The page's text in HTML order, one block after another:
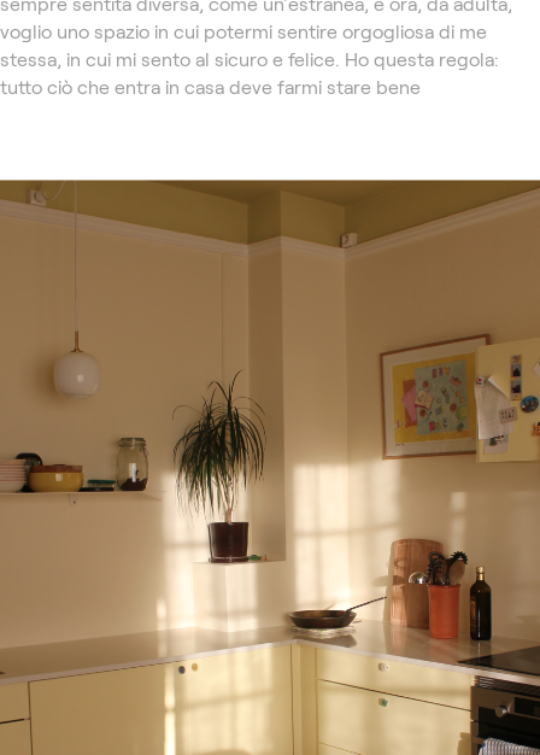
voglio uno spazio in cui potermi sentire orgogliosa di me
stessa, in cui mi sento al sicuro e felice. Ho questa regola:
tutto ciò che entra in casa deve farmi stare bene